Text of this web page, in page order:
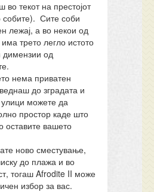
во текот на престојот
собите). Сите соби
лежај, а во некои од
трето легло истото
од
нема приватен
до зградата и
улици можете да
простор каде што
оставите вашето
ново сместување,
до плажа и во
тогаш Afrodite II може
избор за вас.